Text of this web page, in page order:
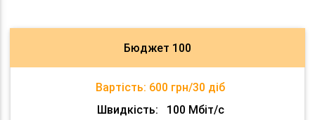
Бюджет 100
Вартість: 600 грн/30 діб
Швидкість:
100 Мбіт/с